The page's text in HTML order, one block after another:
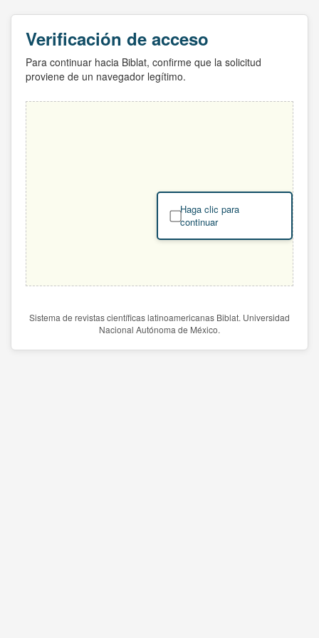
Verificación de acceso
Para continuar hacia Biblat, confirme que la solicitud
proviene de un navegador legítimo.
Haga clic para
continuar
Sistema de revistas científicas latinoamericanas Biblat. Universidad
Nacional Autónoma de México.